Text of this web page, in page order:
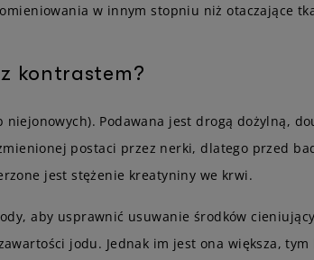
w innym stopniu niż otaczające
kontrastem?
Podawana jest drogą dożylną,
postaci przez nerki, dlatego przed
jest stężenie kreatyniny we krwi.
aby usprawnić usuwanie środków
jodu. Jednak im jest ona większa, tym